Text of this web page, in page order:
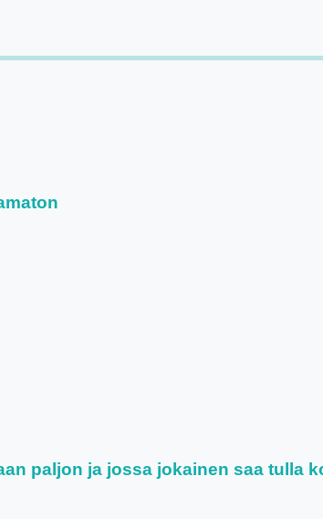
paljon ja jossa jokainen saa tulla